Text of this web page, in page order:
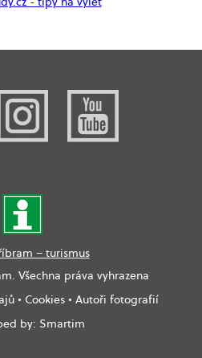
– turismus
Všechna práva vyhrazena
• Cookies• Autoři fotografií
by: Smartim